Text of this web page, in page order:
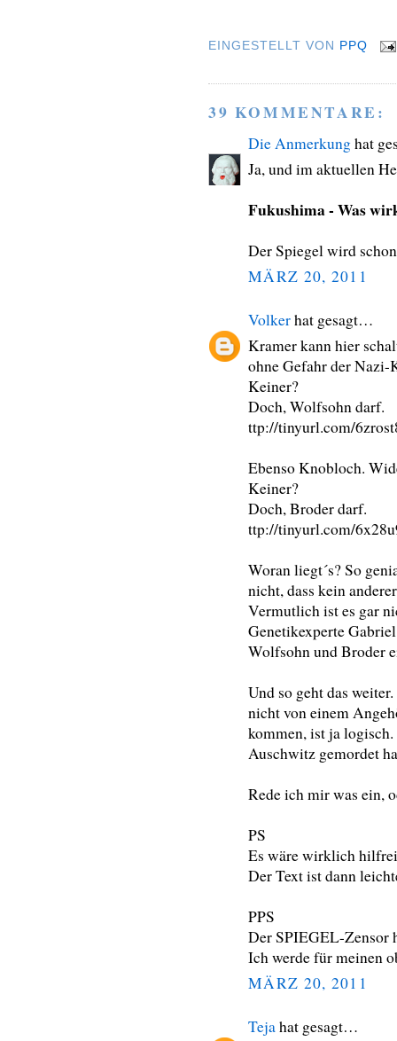
EINGESTELLT VON PPQ
39 KOMMENTARE:
Die Anmerkunghat
Ja, und im aktuellen
Fukushima - Was
Der Spiegel wird
MÄRZ 20, 2011
Volkerhat gesagt…
Kramer kann hier
ohne Gefahr der
Keiner?
Doch, Wolfsohn darf.
ttp://tinyurl.com/
Ebenso Knobloch.
Keiner?
Doch, Broder darf.
ttp://tinyurl.com/
Woran liegt´s? So
nicht, dass kein
Vermutlich ist es gar
Genetikexperte
Wolfsohn und Broder
Und so geht das
nicht von einem
kommen, ist ja
Auschwitz gemordet
Rede ich mir was ein,
PS
Es wäre wirklich
Der Text ist dann
PPS
Der SPIEGEL-Zensor
Ich werde für meinen
MÄRZ 20, 2011
Tejahat gesagt…